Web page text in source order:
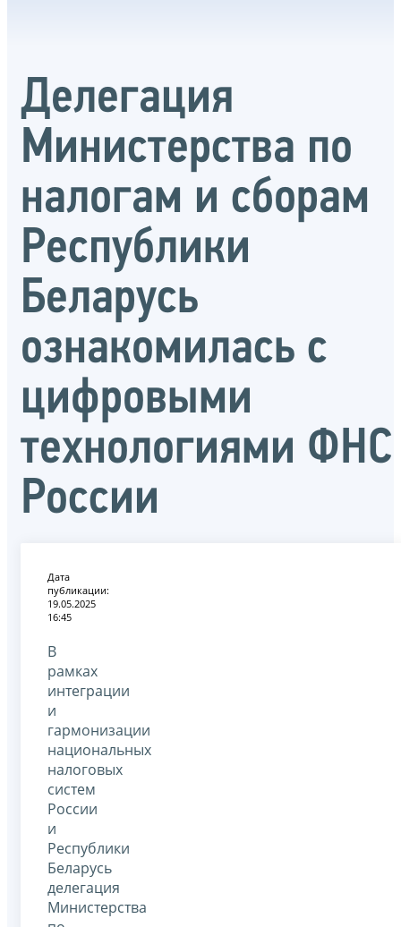
Делегация
Министерства по
налогам и сборам
Республики
Беларусь
ознакомилась с
цифровыми
технологиями ФНС
России
Дата
публикации:
19.05.2025
16:45
В
рамках
интеграции
и
гармонизации
национальных
налоговых
систем
России
и
Республики
Беларусь
делегация
Министерства